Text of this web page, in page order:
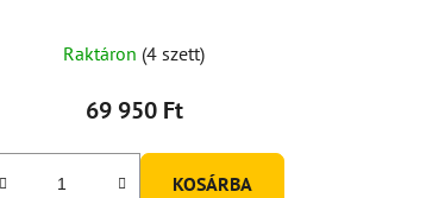
Raktáron (4 szett)
69 950 Ft
KOSÁRBA